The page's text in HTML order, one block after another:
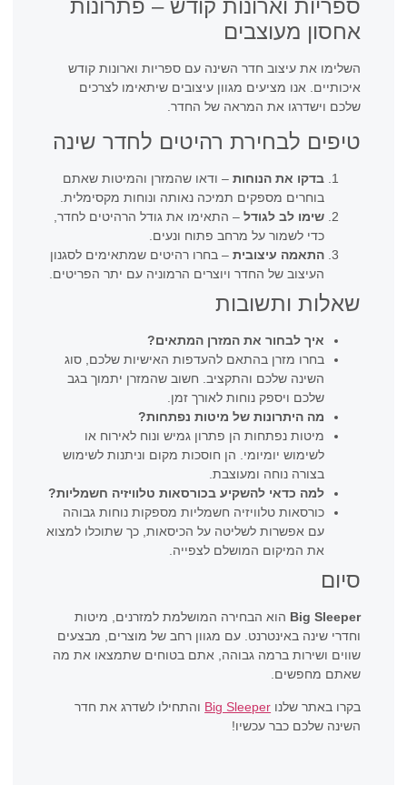
ספריות וארונות קודש – פתרונות
אחסון מעוצבים
השלימו את עיצוב חדר השינה עם ספריות וארונות קודש
איכותיים. אנו מציעים מגוון עיצובים שיתאימו לצרכים
שלכם וישדרגו את המראה של החדר.
טיפים לבחירת רהיטים לחדר שינה
בדקו את הנוחות– ודאו שהמזרן והמיטות שאתם
בוחרים מספקים תמיכה נאותה ונוחות מקסימלית.
שימו לב לגודל– התאימו את גודל הרהיטים לחדר,
כדי לשמור על מרחב פתוח ונעים.
התאמה עיצובית– בחרו רהיטים שמתאימים לסגנון
העיצוב של החדר ויוצרים הרמוניה עם יתר הפריטים.
שאלות ותשובות
איך לבחור את המזרן המתאים?
בחרו מזרן בהתאם להעדפות האישיות שלכם, סוג
השינה שלכם והתקציב. חשוב שהמזרן יתמוך בגב
שלכם ויספק נוחות לאורך זמן.
מה היתרונות של מיטות נפתחות?
מיטות נפתחות הן פתרון גמיש ונוח לאירוח או
לשימוש יומיומי. הן חוסכות מקום וניתנות לשימוש
בצורה נוחה ומעוצבת.
למה כדאי להשקיע בכורסאות טלוויזיה חשמליות?
כורסאות טלוויזיה חשמליות מספקות נוחות גבוהה
עם אפשרות לשליטה על הכיסאות, כך שתוכלו למצוא
את המיקום המושלם לצפייה.
סיום
Big Sleeper הוא הבחירה המושלמת למזרנים, מיטות
וחדרי שינה באינטרנט. עם מגוון רחב של מוצרים, מבצעים
שווים ושירות ברמה גבוהה, אתם בטוחים שתמצאו את מה
שאתם מחפשים.
בקרו באתר שלנו Big Sleeper והתחילו לשדרג את חדר
השינה שלכם כבר עכשיו!